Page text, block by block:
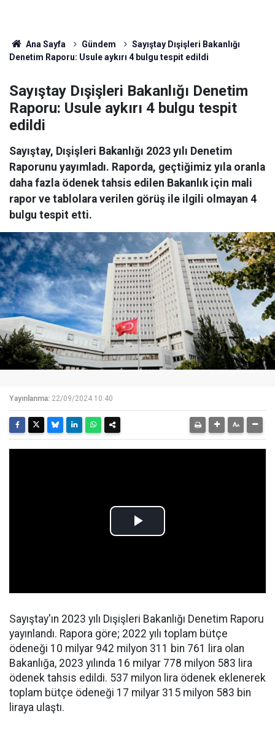
Ana Sayfa Gündem
Sayıştay Dışişleri Bakanlığı
Denetim Raporu: Usule aykırı 4 bulgu tespit edildi
Sayıştay Dışişleri Bakanlığı Denetim
Raporu: Usule aykırı 4 bulgu tespit
edildi
Sayıştay, Dışişleri Bakanlığı 2023 yılı Denetim
Raporunu yayımladı. Raporda, geçtiğimiz yıla oranla
daha fazla ödenek tahsis edilen Bakanlık için mali
rapor ve tablolara verilen görüş ile ilgili olmayan 4
bulgu tespit etti.
Yayınlanma: 22/09/2024 10:40
Sayıştay'ın 2023 yılı Dışişleri Bakanlığı Denetim Raporu
yayınlandı. Rapora göre; 2022 yılı toplam bütçe
ödeneği 10 milyar 942 milyon 311 bin 761 lira olan
Bakanlığa, 2023 yılında 16 milyar 778 milyon 583 lira
ödenek tahsis edildi. 537 milyon lira ödenek eklenerek
toplam bütçe ödeneği 17 milyar 315 milyon 583 bin
liraya ulaştı.